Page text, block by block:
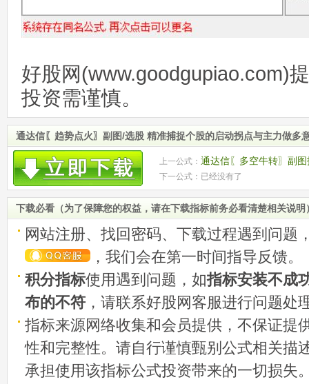
好股网(www.goodgupiao.com)
投资需谨慎。
通达信〖趋势点火〗副图/选股 精准捕捉个股的启动拐点与主力做多
上一公式： 通达信〖多空牛转〗副
动时机 源码
下一公式：已经没有了
下载必看（为了保障您的权益，请在下载指标前务必看清楚相关说明
网站注册、找回密码、下载过程遇到问题
，我们会在第一时间指导反馈。
积分指标使用遇到问题，如指标安装不成
布的不符 ，请联系好股网客服进行问题处
指标来源网络收集和会员提供，不保证提
性和完整性。请自行谨慎甄别公式相关描
承担使用该指标公式投资带来的一切损失